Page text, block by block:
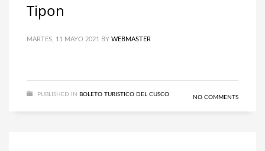
Tipon
MARTES, 11 MAYO 2021 BY WEBMASTER
PUBLISHED IN BOLETO TURISTICO DEL CUSCO NO COMMENTS